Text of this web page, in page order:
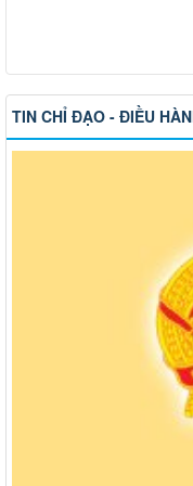
TIN CHỈ ĐẠO - ĐIỀU